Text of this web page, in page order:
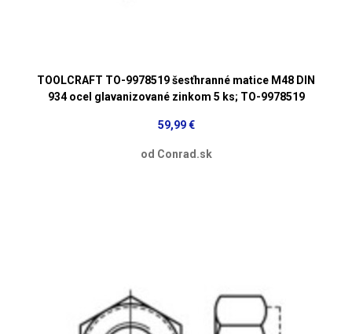
TOOLCRAFT TO-9978519 šesťhranné matice M48 DIN
934 ocel glavanizované zinkom 5 ks; TO-9978519
59,99 €
od Conrad.sk